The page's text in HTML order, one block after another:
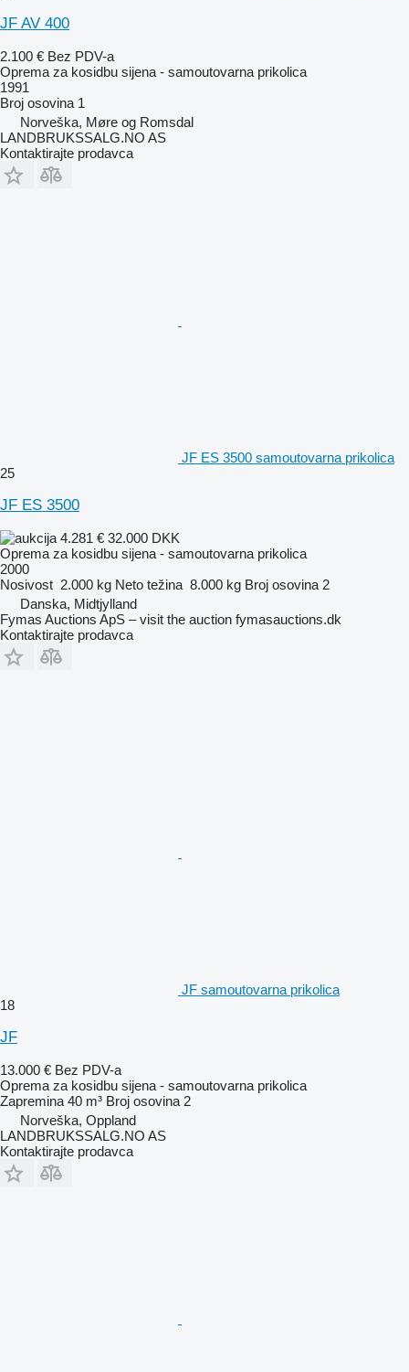
JF AV 400
2.100 € Bez PDV-a
Oprema za kosidbu sijena - samoutovarna prikolica
1991
Broj osovina 1
Norveška, Møre og Romsdal
LANDBRUKSSALG.NO AS
Kontaktirajte prodavca
JF ES 3500 samoutovarna prikolica
25
JF ES 3500
4.281 € 32.000 DKK
Oprema za kosidbu sijena - samoutovarna prikolica
2000
Nosivost 2.000 kg Neto težina 8.000 kg Broj osovina 2
Danska, Midtjylland
Fymas Auctions ApS – visit the auction fymasauctions.dk
Kontaktirajte prodavca
JF samoutovarna prikolica
18
JF
13.000 € Bez PDV-a
Oprema za kosidbu sijena - samoutovarna prikolica
Zapremina 40 m³ Broj osovina 2
Norveška, Oppland
LANDBRUKSSALG.NO AS
Kontaktirajte prodavca